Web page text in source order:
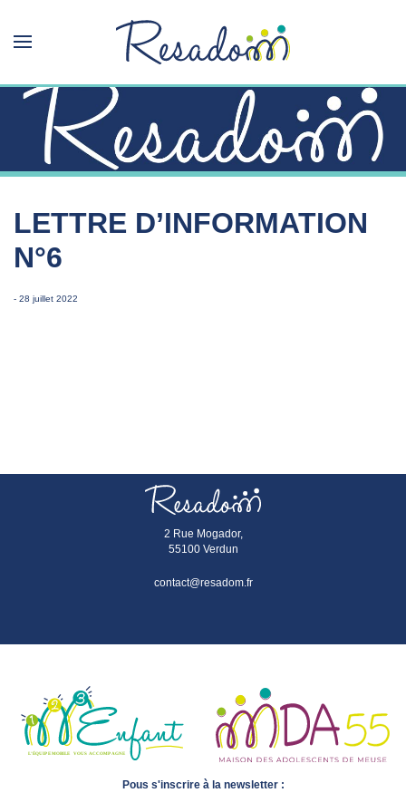
LETTRE D’INFORMATION
N°6
- 28 juillet 2022
2 Rue Mogador,
55100 Verdun
contact@resadom.fr
Pous s'inscrire à la newsletter :